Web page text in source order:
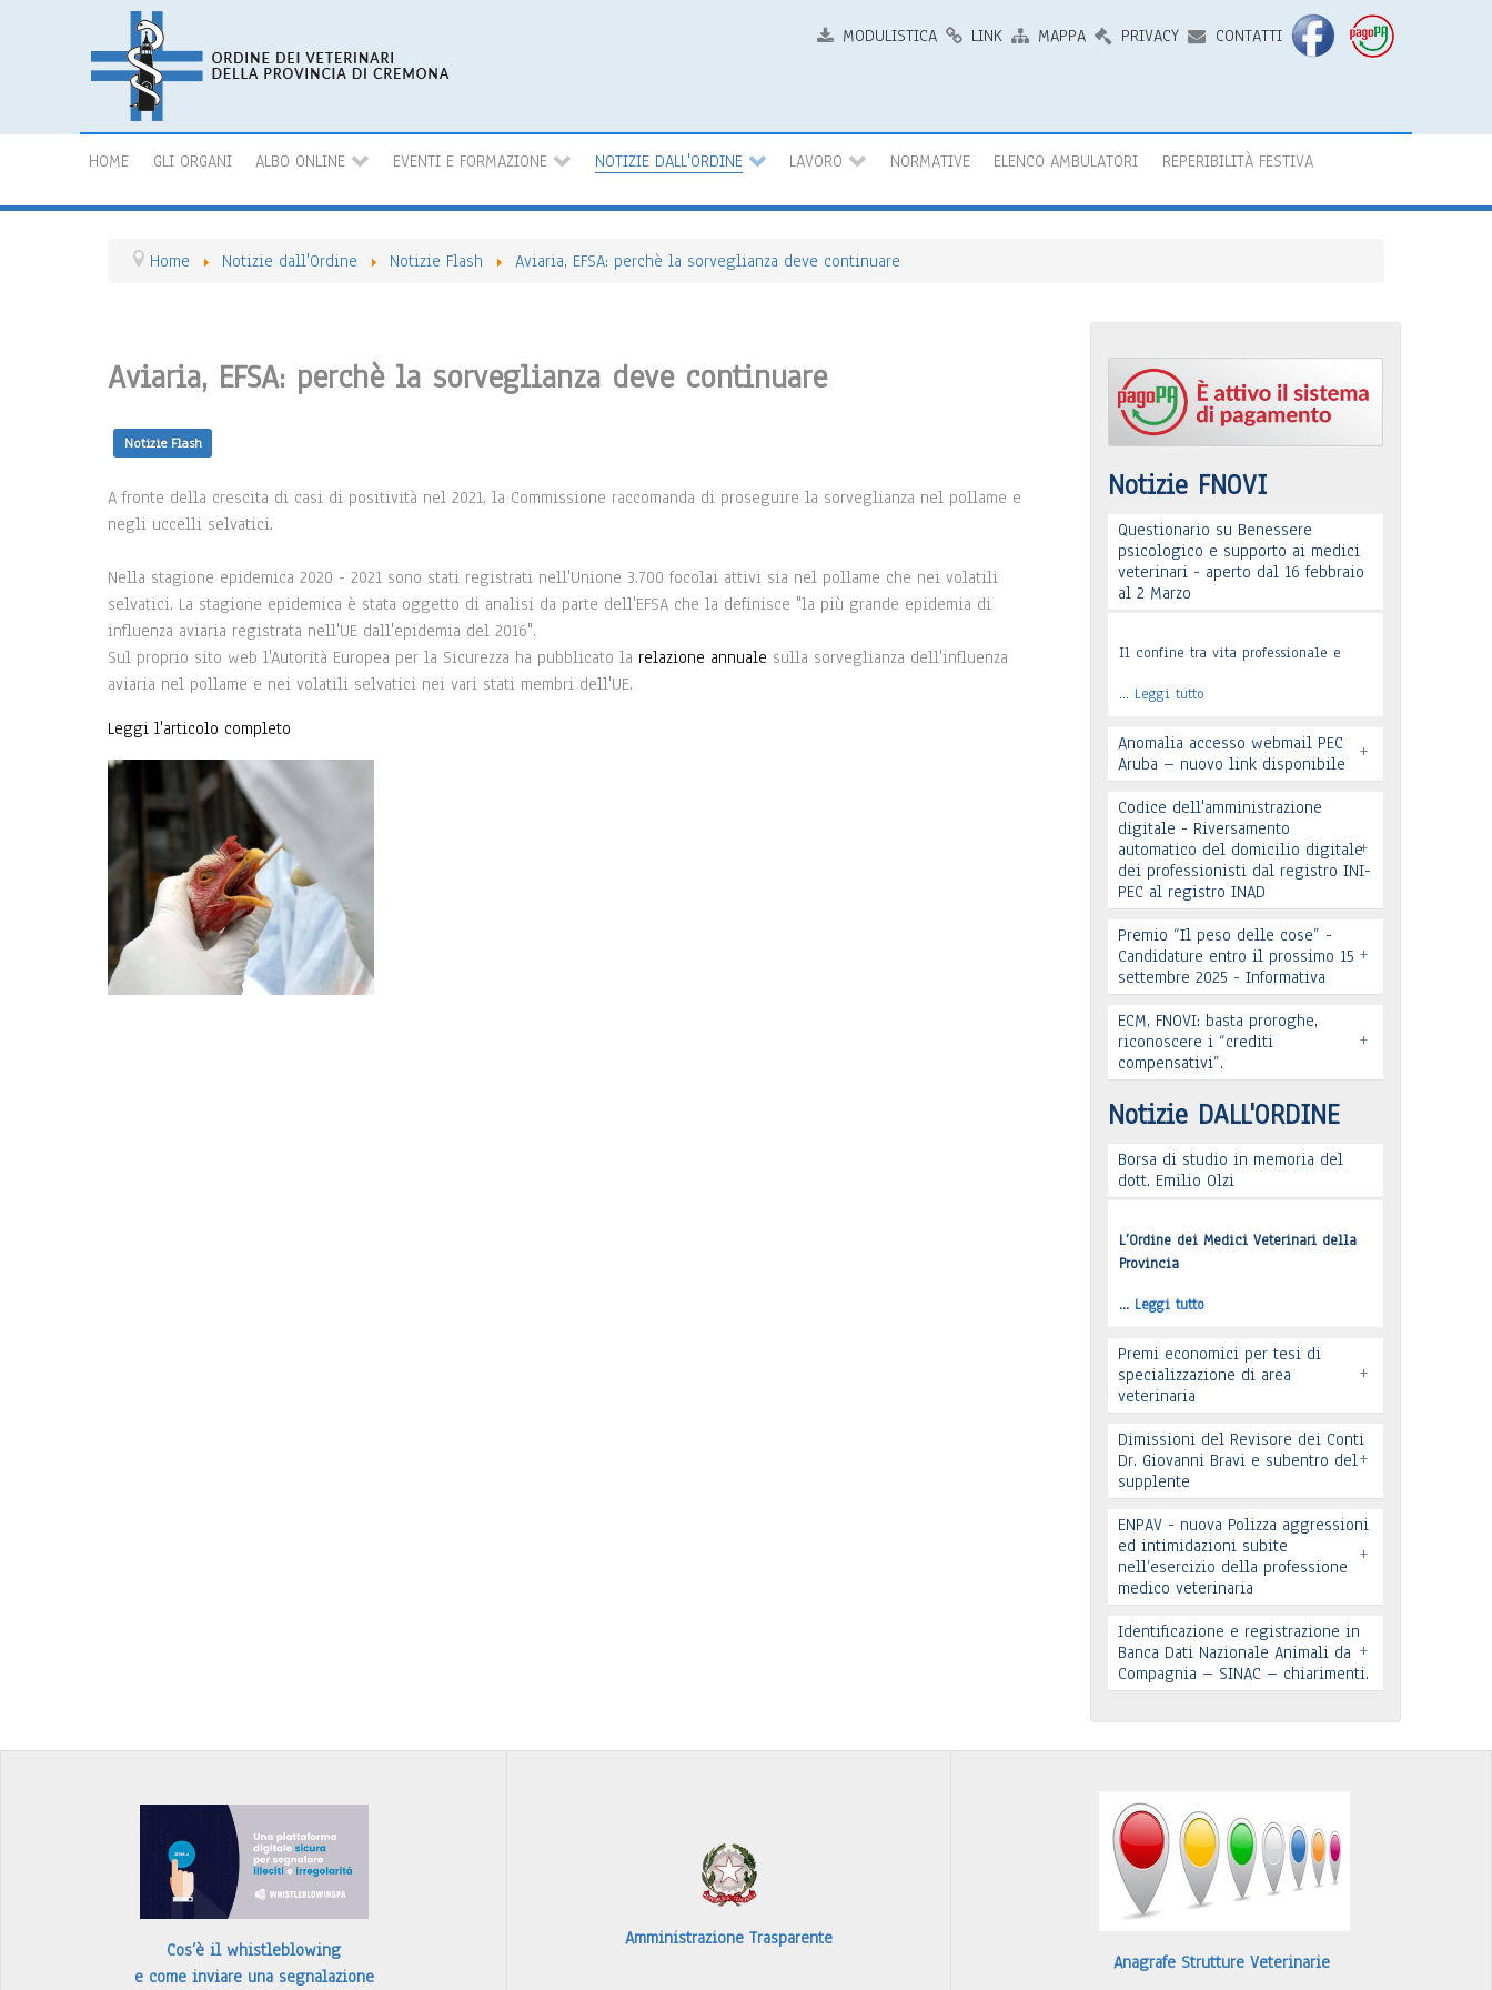
MODULISTICA LINK MAPPA PRIVACY CONTATTI
HOME GLI ORGANI ALBO ONLINE EVENTI E FORMAZIONE NOTIZIE DALL'ORDINE LAVORO NORMATIVE ELENCO AMBULATORI REPERIBILITÀ FESTIVA
Home Notizie dall'Ordine Notizie Flash Aviaria, EFSA: perchè la sorveglianza deve continuare
Aviaria, EFSA: perchè la sorveglianza deve continuare
Notizie Flash
A fronte della crescita di casi di positività nel 2021, la Commissione raccomanda di proseguire la sorveglianza nel pollame e
negli uccelli selvatici.
Nella stagione epidemica 2020 - 2021 sono stati registrati nell'Unione 3.700 focolai attivi sia nel pollame che nei volatili
selvatici. La stagione epidemica è stata oggetto di analisi da parte dell'EFSA che la definisce "la più grande epidemia di
influenza aviaria registrata nell'UE dall'epidemia del 2016".
Sul proprio sito web l'Autorità Europea per la Sicurezza ha pubblicato la relazione annuale sulla sorveglianza dell'influenza
aviaria nel pollame e nei volatili selvatici nei vari stati membri dell'UE.
Leggi l'articolo completo
Notizie FNOVI
Questionario su Benessere
psicologico e supporto ai medici
veterinari - aperto dal 16 febbraio
al 2 Marzo
Il confine tra vita professionale e
… Leggi tutto
Anomalia accesso webmail PEC
Aruba – nuovo link disponibile
+
Leggi tutto
Codice dell'amministrazione
digitale - Riversamento
automatico del domicilio digitale
dei professionisti dal registro INI-
PEC al registro INAD
+
Leggi tutto
Premio “Il peso delle cose” -
Candidature entro il prossimo 15
settembre 2025 - Informativa
+
Premio “Il peso delle cose” -
Candidature
… Leggi tutto
ECM, FNOVI: basta proroghe,
riconoscere i “crediti
compensativi”.
+
Leggi tutto
Notizie DALL'ORDINE
Borsa di studio in memoria del
dott. Emilio Olzi
L’Ordine dei Medici Veterinari della
Provincia
… Leggi tutto
Premi economici per tesi di
specializzazione di area
veterinaria
+
Leggi tutto
Dimissioni del Revisore dei Conti
Dr. Giovanni Bravi e subentro del
supplente
+
Leggi tutto
ENPAV - nuova Polizza aggressioni
ed intimidazioni subite
nell’esercizio della professione
medico veterinaria
+
In allegato si pubblica lettera
pervenuta
Leggi tutto
Identificazione e registrazione in
Banca Dati Nazionale Animali da
Compagnia – SINAC – chiarimenti.
+
… Leggi tutto
Cos’è il whistleblowing
e come inviare una segnalazione
Amministrazione Trasparente
Anagrafe Strutture Veterinarie